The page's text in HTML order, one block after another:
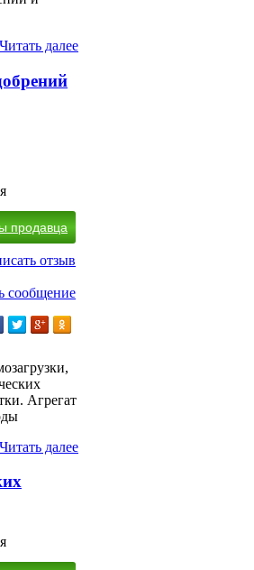
Читать далее
продавца
отзыв
сообщение
Агрегат
Читать далее